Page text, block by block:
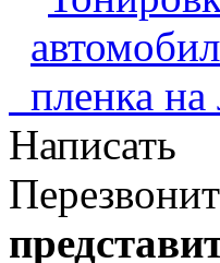
Написать